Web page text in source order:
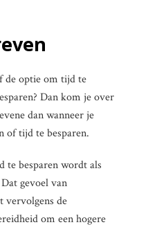
de optie om tijd te
Dan kom je over
dan wanneer je
of tijd te besparen.
te besparen wordt als
gevoel van
vervolgens de
om een hogere